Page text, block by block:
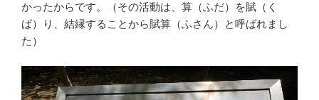
かったからです。（その活動は、算（ふだ）を賦（く
ば）り、結縁することから賦算（ふさん）と呼ばれまし
た）